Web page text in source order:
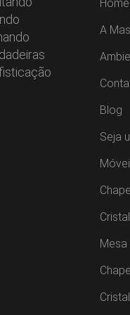
Home
A
Blog
Seja
Mesa